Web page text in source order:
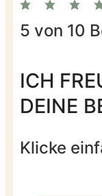
5 von 10
ICH
DEINE
Klicke